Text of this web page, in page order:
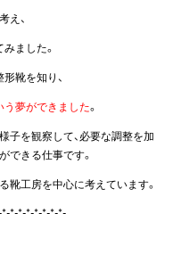
え、
みました。
靴を知り、
う夢ができました。
子を観察して、必要な調整を加
できる仕事です。
靴工房を中心に考えています。
*-*-*-*-*-*-*-